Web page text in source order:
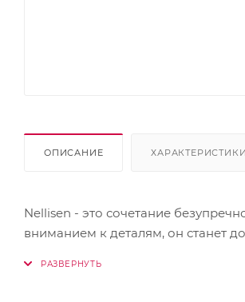
ОПИСАНИЕ ХАРАКТЕРИСТИКИ
Nellisen - это сочетание
вниманием к деталям, он станет